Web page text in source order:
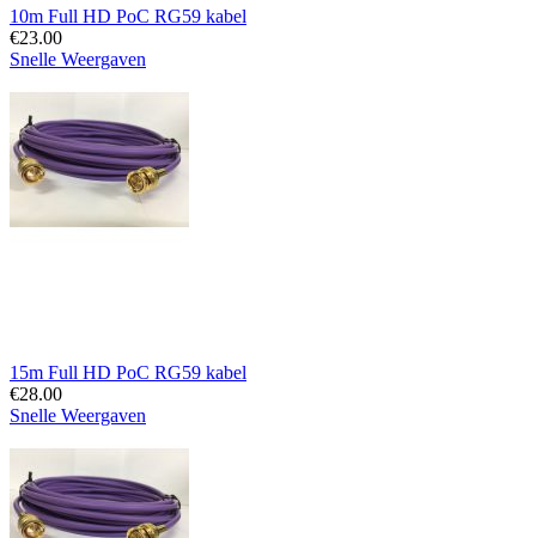
10m Full HD PoC RG59 kabel
€23.00
Snelle Weergaven
15m Full HD PoC RG59 kabel
€28.00
Snelle Weergaven